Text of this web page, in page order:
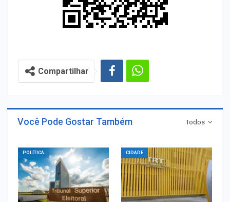
Compartilhar
Todos
Você Pode Gostar Também
POLÍTICA CIDADE